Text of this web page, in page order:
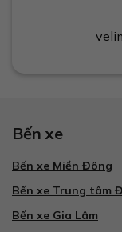
Bến xe
Bến xe Miền Đông
Bến xe Trung tâm
Bến xe Gia Lâm